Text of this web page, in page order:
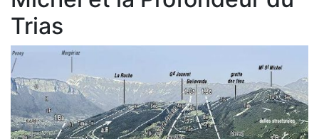
Trias